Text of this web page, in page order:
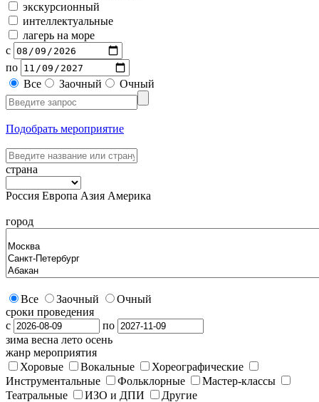
экскурсионный
интеллектуальные
лагерь на море
с
по
Все
Заочный Очный
Подобрать мероприятие
страна
Россия Европа Азия Америка
город
Все Заочный
Очный
сроки проведения
с
по
зима весна лето осень
жанр мероприятия
Хоровые
Вокальные
Хореографические
Инструментальные
Фольклорные
Мастер-классы
Театральные
ИЗО и ДПИ
Другие